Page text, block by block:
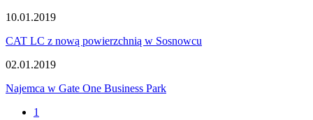
10.01.2019
CAT LC z nową powierzchnią w Sosnowcu
02.01.2019
Najemca w Gate One Business Park
1